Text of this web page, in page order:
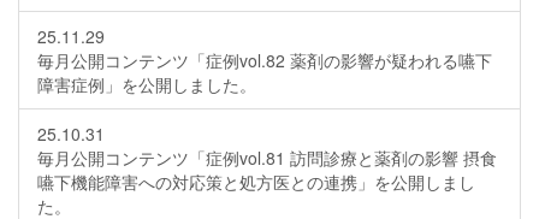
25.11.29
毎月公開コンテンツ「症例vol.82 薬剤の影響が疑われる嚥下
障害症例」を公開しました。
25.10.31
毎月公開コンテンツ「症例vol.81 訪問診療と薬剤の影響 摂食
嚥下機能障害への対応策と処方医との連携」を公開しまし
た。